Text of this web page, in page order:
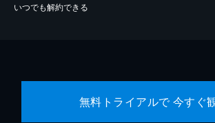
いつでも解約できる
無料トライアルで 今すぐ